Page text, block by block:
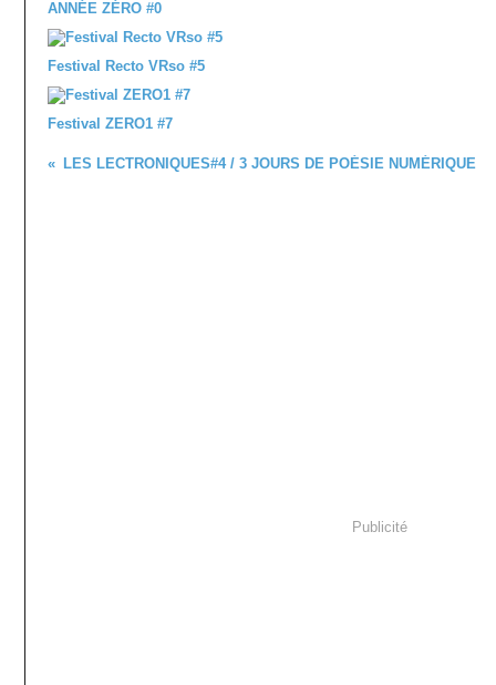
ANNÉE ZÉRO #0
Festival Recto VRso #5
Festival ZERO1 #7
LES LECTRONIQUES#4 / 3 JOURS DE POÉSIE NUMÉRIQUE
Publicité